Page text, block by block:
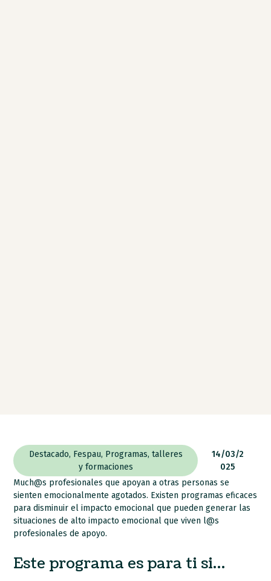
Destacado, Fespau, Programas, talleres
y formaciones
14/03/2
025
Much@s profesionales que apoyan a otras personas se
sienten emocionalmente agotados. Existen programas eficaces
para disminuir el impacto emocional que pueden generar las
situaciones de alto impacto emocional que viven l@s
profesionales de apoyo.
Este programa es para ti si…